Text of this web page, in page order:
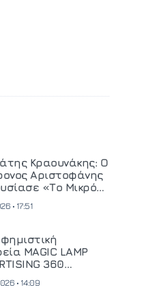
Κραουνάκης: Ο
Αριστοφάνης
«Το Μικρό
• 17:51
MAGIC LAMP
360
• 14:09